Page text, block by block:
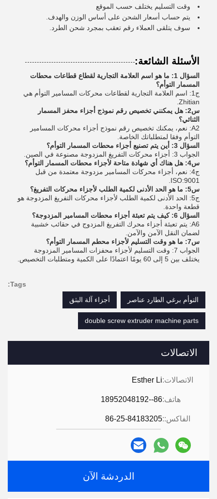
الاتصالات
الاتصالات:Esther Li
هاتف:86--18952048192
الفاكس::86-25-84183205
الدردشة الآن
وقت التسليم يختلف حسب الموقع
يتم حساب أسعار الشحن على أساس الوزن والهدف.
سوف يتلقى العملاء رقم تعقب بمجرد شحن الطرد.
الأسئلة الشائعة:
السؤال 1: ما هو اسم العلامة التجارية لقطاع قطاعات محطات
المسمار التوأم؟
ج1: اسم العلامة التجارية لقطاعات محركات المسامير التوأم هي
Zhitian.
س2: هل يمكنني تخصيص رقم نموذج أجزاء محفز المسمار
الثنائي؟
A2: نعم، يمكنك تخصيص رقم نموذج أجزاء محركات المسامير
التوأم وفقا لمتطلباتك الخاصة.
السؤال 3: أين يتم تصنيع أجزاء محطات المسمار التوأم؟
الجواب 3: أجزاء محركات التفريغ المزدوجة مصنوعة في الصين.
س4: هل هناك أي شهادة متاحة لأجزاء محطات المسمار التوأم؟
ج4: نعم، أجزاء محركات المسامير مزدوجة معتمدة من قبل
ISO:9001.
س5: ما هو الحد الأدنى لكمية الطلب لأجزاء محركات التفريغ؟
ج5: الحد الأدنى لكمية الطلب لأجزاء محركات التفريغ المزدوجة هو
قطعة واحدة.
السؤال 6: كيف يتم تعبئة أجزاء محطات المسامير المزدوجة؟
A6: يتم تعبئة أجزاء محرك التفريغ المزدوج في حقائب خشبية
لضمان النقل الآمن والآمن.
س7: ما هو وقت التسليم لأجزاء محطم المسمار التوأم؟
الجواب 7: وقت التسليم لأجزاء محفزات المسامير المزدوجة
يختلف بين 5 إلى 60 يومًا اعتمادًا على الكمية ومتطلبات التخصيص.
Tags:
التوأم برغي الطارد عناصر
أجزاء آلة البثق
double screw extruder machine parts